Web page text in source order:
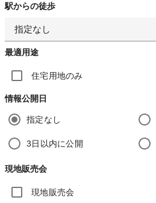
駅からの徒歩
指定なし
最適用途
住宅用地のみ
情報公開日
指定なし
3日以内に公開
現地販売会
現地販売会